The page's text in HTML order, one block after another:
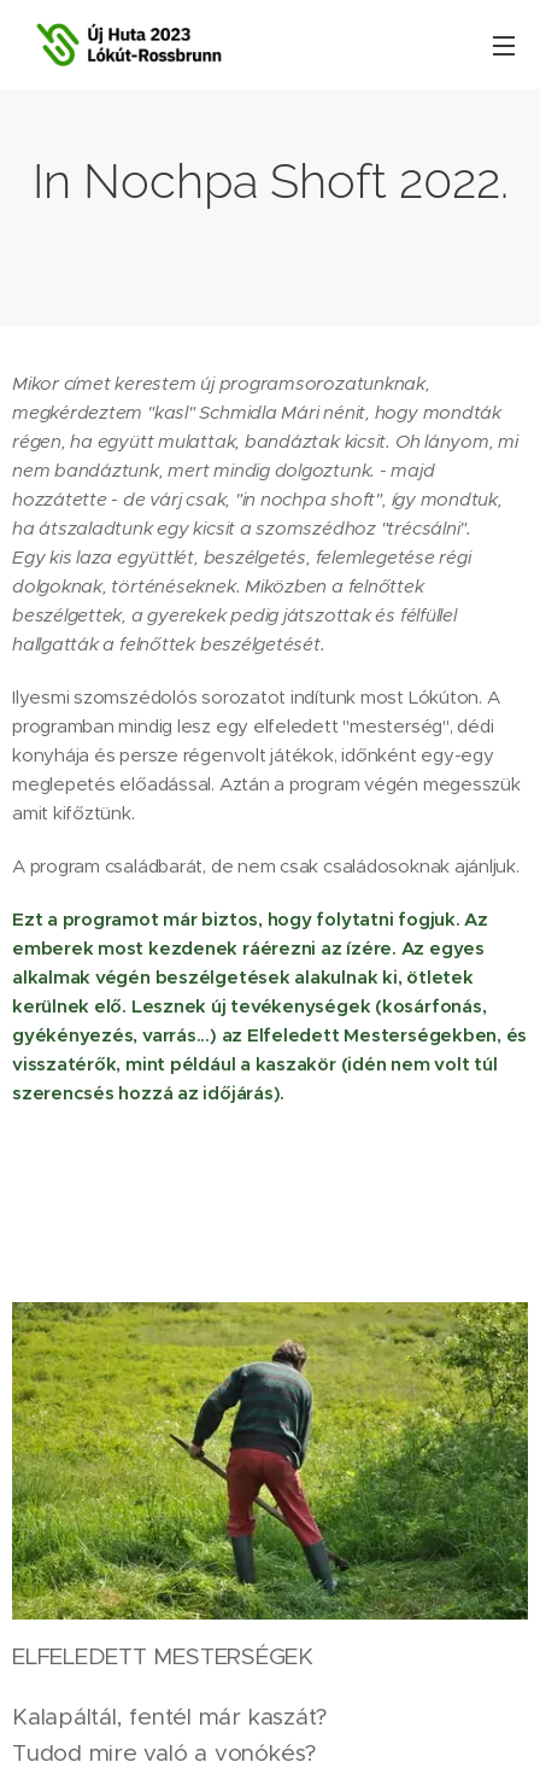
In Nochpa Shoft 2022.
Mikor címet kerestem új programsorozatunknak,
megkérdeztem "kasl" Schmidla Mári nénit, hogy mondták
régen, ha együtt mulattak, bandáztak kicsit. Oh lányom, mi
nem bandáztunk, mert mindig dolgoztunk. - majd
hozzátette - de várj csak, "in nochpa shoft", így mondtuk,
ha átszaladtunk egy kicsit a szomszédhoz "trécsálni".
Egy kis laza együttlét, beszélgetés, felemlegetése régi
dolgoknak, történéseknek. Miközben a felnőttek
beszélgettek, a gyerekek pedig játszottak és félfüllel
hallgatták a felnőttek beszélgetését.
Ilyesmi szomszédolós sorozatot indítunk most Lókúton. A
programban mindig lesz egy elfeledett "mesterség", dédi
konyhája és persze régenvolt játékok, időnként egy-egy
meglepetés előadással. Aztán a program végén megesszük
amit kifőztünk.
A program családbarát, de nem csak családosoknak ajánljuk.
Ezt a programot már biztos, hogy folytatni fogjuk. Az
emberek most kezdenek ráérezni az ízére. Az egyes
alkalmak végén beszélgetések alakulnak ki, ötletek
kerülnek elő. Lesznek új tevékenységek (kosárfonás,
gyékényezés, varrás...) az Elfeledett Mesterségekben, és
visszatérők, mint például a kaszakör (idén nem volt túl
szerencsés hozzá az időjárás).
ELFELEDETT MESTERSÉGEK
Kalapáltál, fentél már kaszát?
Tudod mire való a vonókés?